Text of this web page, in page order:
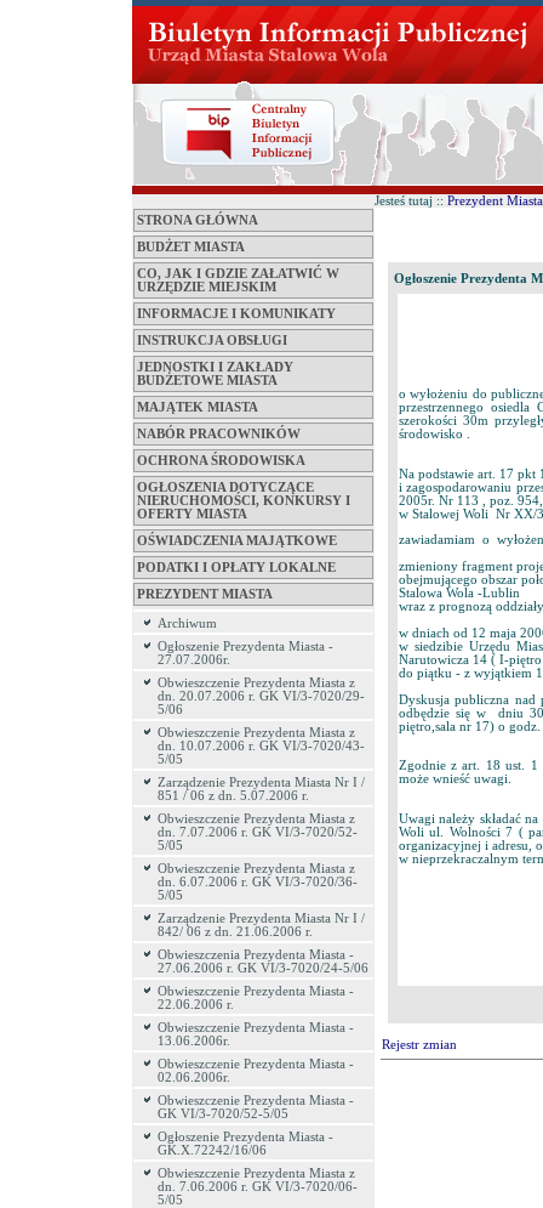
STRONA GŁÓWNA
BUDŻET MIASTA
CO, JAK I GDZIE ZAŁATWIĆ W
URZĘDZIE MIEJSKIM
INFORMACJE I KOMUNIKATY
INSTRUKCJA OBSŁUGI
JEDNOSTKI I ZAKŁADY
BUDŻETOWE MIASTA
MAJĄTEK MIASTA
NABÓR PRACOWNIKÓW
OCHRONA ŚRODOWISKA
OGŁOSZENIA DOTYCZĄCE
NIERUCHOMOŚCI, KONKURSY I
OFERTY MIASTA
OŚWIADCZENIA MAJĄTKOWE
PODATKI I OPŁATY LOKALNE
PREZYDENT MIASTA
Archiwum
Ogłoszenie Prezydenta Miasta -
27.07.2006r.
Obwieszczenie Prezydenta Miasta z
dn. 20.07.2006 r. GK VI/3-7020/29-
5/06
Obwieszczenie Prezydenta Miasta z
dn. 10.07.2006 r. GK VI/3-7020/43-
5/05
Zarządzenie Prezydenta Miasta Nr I /
851 / 06 z dn. 5.07.2006 r.
Obwieszczenie Prezydenta Miasta z
dn. 7.07.2006 r. GK VI/3-7020/52-
5/05
Obwieszczenie Prezydenta Miasta z
dn. 6.07.2006 r. GK VI/3-7020/36-
5/05
Zarządzenie Prezydenta Miasta Nr I /
842/ 06 z dn. 21.06.2006 r.
Obwieszczenia Prezydenta Miasta -
27.06.2006 r. GK VI/3-7020/24-5/06
Obwieszczenie Prezydenta Miasta -
22.06.2006 r.
Obwieszczenie Prezydenta Miasta -
13.06.2006r.
Obwieszczenie Prezydenta Miasta -
02.06.2006r.
Obwieszczenie Prezydenta Miasta -
GK VI/3-7020/52-5/05
Ogłoszenie Prezydenta Miasta -
GK.X.72242/16/06
Obwieszczenie Prezydenta Miasta z
dn. 7.06.2006 r. GK VI/3-7020/06-
5/05
Jesteś tutaj :: Prezydent Miasta
Ogłoszenie Prezydenta
o wyłożeniu do
przestrzennego
szerokości 30m
środowisko .
Na podstawie art. 17 pkt
i zagospodarowaniu
2005r. Nr 113 , poz.
w Stalowej Woli Nr XX/
zawiadamiam o
zmieniony fragment
obejmującego obszar
Stalowa Wola -Lublin
wraz z prognozą
w dniach od 12 maja
w siedzibie Urzędu
Narutowicza 14 ( I-
do piątku - z wyjątkiem
Dyskusja publiczna nad
odbędzie się w dniu
piętro,sala nr 17) o
Zgodnie z art. 18 ust. 1
może wnieść uwagi.
Uwagi należy składać
Woli ul. Wolności 7 (
organizacyjnej i adresu,
w nieprzekraczalnym
Rejestr zmian